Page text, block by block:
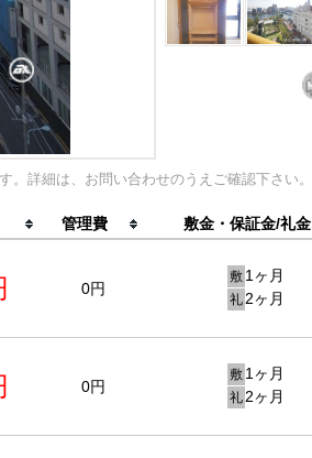
詳細は、お問い合わせのうえご確認下さい。
管理費 敷金・保証金/礼金
0円
敷 1ヶ月
礼 2ヶ月
0円
敷 1ヶ月
礼 2ヶ月